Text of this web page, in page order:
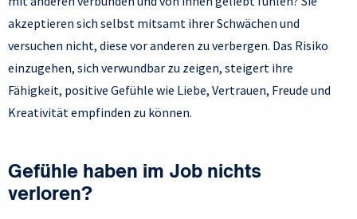
akzeptieren sich selbst mitsamt ihrer Schwächen und
versuchen nicht, diese vor anderen zu verbergen. Das Risiko
einzugehen, sich verwundbar zu zeigen, steigert ihre
Fähigkeit, positive Gefühle wie Liebe, Vertrauen, Freude und
Kreativität empfinden zu können.
Gefühle haben im Job nichts
verloren?